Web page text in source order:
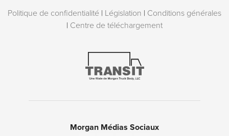
Politique de confidentialité | Législation | Conditions générales
| Centre de téléchargement
Morgan Médias Sociaux